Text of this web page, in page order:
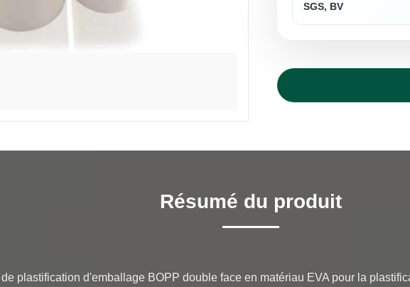
SGS, BV
Résumé du produit